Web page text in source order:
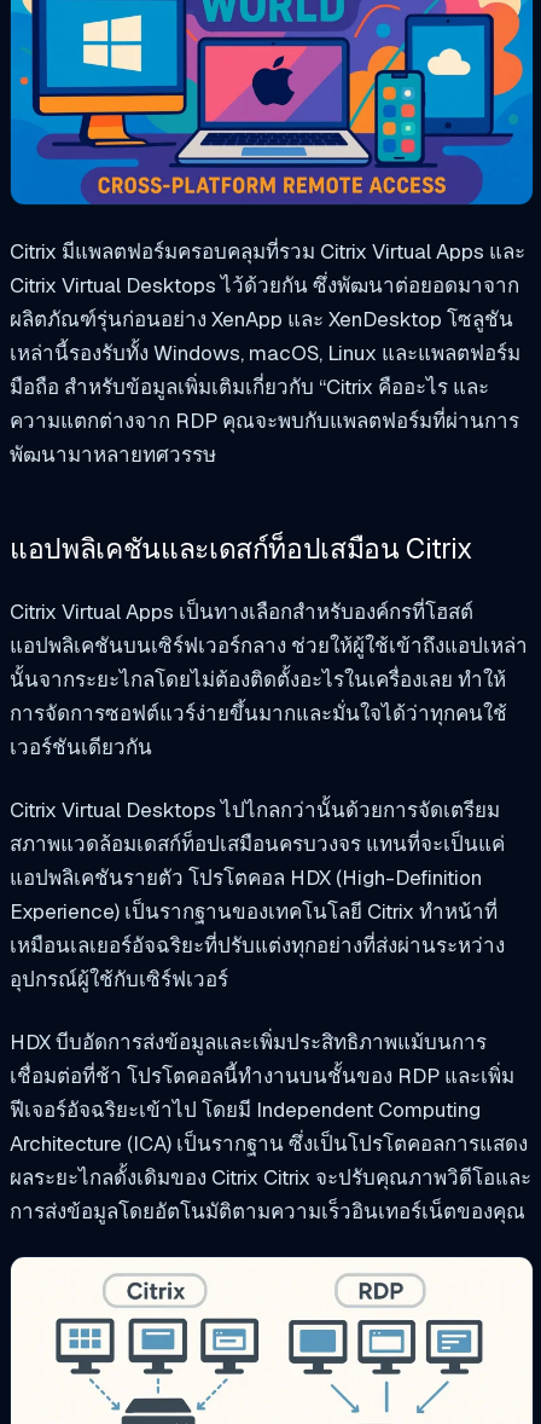
Citrix มีแพลตฟอร์มครอบคลุมที่รวม Citrix Virtual Apps และ
Citrix Virtual Desktops ไว้ด้วยกัน ซึ่งพัฒนาต่อยอดมาจาก
ผลิตภัณฑ์รุ่นก่อนอย่าง XenApp และ XenDesktop โซลูชัน
เหล่านี้รองรับทั้ง Windows, macOS, Linux และแพลตฟอร์ม
มือถือ สำหรับข้อมูลเพิ่มเติมเกี่ยวกับ “Citrix คืออะไร และ
ความแตกต่างจาก RDP คุณจะพบกับแพลตฟอร์มที่ผ่านการ
พัฒนามาหลายทศวรรษ
แอปพลิเคชันและเดสก์ท็อปเสมือน Citrix
Citrix Virtual Apps เป็นทางเลือกสำหรับองค์กรที่โฮสต์
แอปพลิเคชันบนเซิร์ฟเวอร์กลาง ช่วยให้ผู้ใช้เข้าถึงแอปเหล่า
นั้นจากระยะไกลโดยไม่ต้องติดตั้งอะไรในเครื่องเลย ทำให้
การจัดการซอฟต์แวร์ง่ายขึ้นมากและมั่นใจได้ว่าทุกคนใช้
เวอร์ชันเดียวกัน
Citrix Virtual Desktops ไปไกลกว่านั้นด้วยการจัดเตรียม
สภาพแวดล้อมเดสก์ท็อปเสมือนครบวงจร แทนที่จะเป็นแค่
แอปพลิเคชันรายตัว โปรโตคอล HDX (High-Definition
Experience) เป็นรากฐานของเทคโนโลยี Citrix ทำหน้าที่
เหมือนเลเยอร์อัจฉริยะที่ปรับแต่งทุกอย่างที่ส่งผ่านระหว่าง
อุปกรณ์ผู้ใช้กับเซิร์ฟเวอร์
HDX บีบอัดการส่งข้อมูลและเพิ่มประสิทธิภาพแม้บนการ
เชื่อมต่อที่ช้า โปรโตคอลนี้ทำงานบนชั้นของ RDP และเพิ่ม
ฟีเจอร์อัจฉริยะเข้าไป โดยมี Independent Computing
Architecture (ICA) เป็นรากฐาน ซึ่งเป็นโปรโตคอลการแสดง
ผลระยะไกลดั้งเดิมของ Citrix Citrix จะปรับคุณภาพวิดีโอและ
การส่งข้อมูลโดยอัตโนมัติตามความเร็วอินเทอร์เน็ตของคุณ